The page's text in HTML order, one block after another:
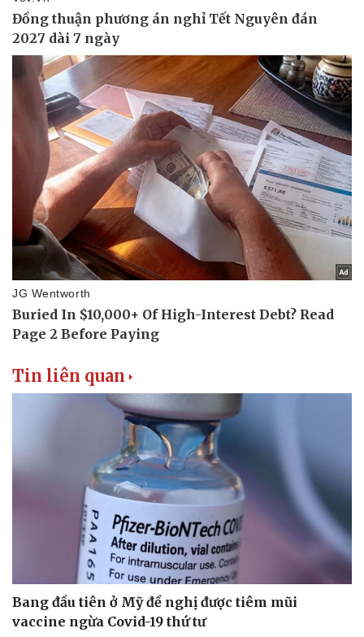
Sức khỏe
Dinh dưỡng - món ngon
Cây thuốc
Sản phụ khoa
Nhi khoa
Nam khoa
Làm đẹp - giảm cân
Phòng mạch online
Ăn sạch sống khỏe
Đời sống
Nhà đẹp
Blog
Tình yêu - Gia đình
Văn hóa
Sân khấu - Điện ảnh
Giải trí
Nghệ sĩ
Tin liên quan
Bang đầu tiên ở Mỹ đề nghị được tiêm mũi
vaccine ngừa Covid-19 thứ tư